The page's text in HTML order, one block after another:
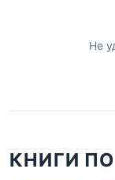
Не
КНИГИ